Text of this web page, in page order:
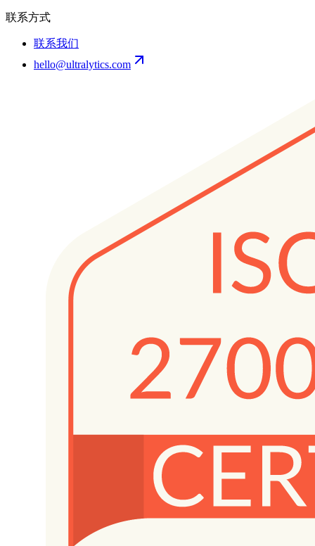
联系方式
联系我们
hello@ultralytics.com